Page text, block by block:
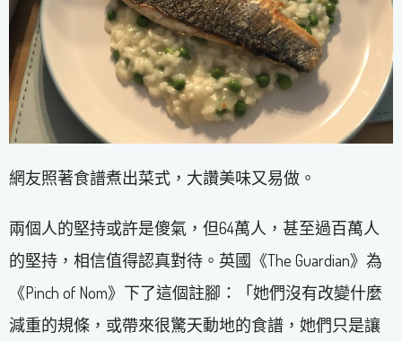
網友照著食譜煮出菜式，大讚美味又易做。
兩個人的堅持或許是傻氣，但64萬人，甚至過百萬人
的堅持，相信值得認真對待。英國《The Guardian》為
《Pinch of Nom》下了這個註腳：「她們沒有改變什麼
減重的規條，或帶來很驚天動地的食譜，她們只是讓